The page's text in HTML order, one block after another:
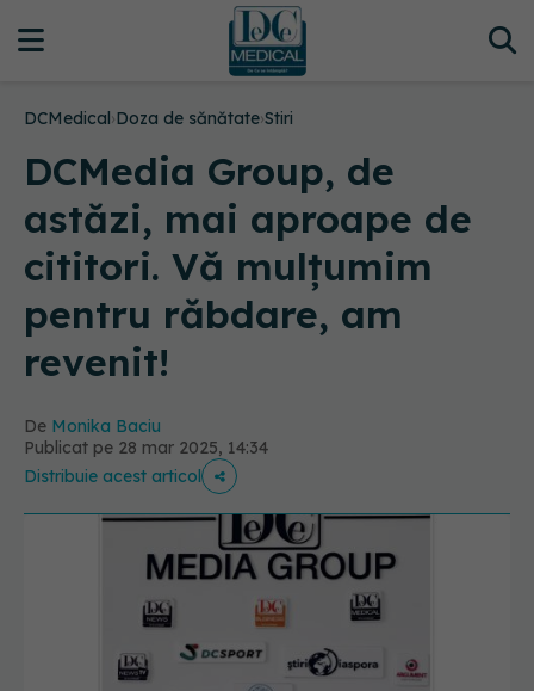
DCMedical›Doza de sănătate›Stiri
DCMedia Group, de
astăzi, mai aproape de
cititori. Vă mulțumim
pentru răbdare, am
revenit!
De Monika Baciu
Publicat pe 28 mar 2025, 14:34
Distribuie acest articol